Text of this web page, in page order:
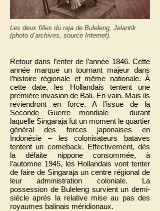
Les deux filles du raja de Buleleng, Jelantik
(photo d’archives, source Internet).
Retour dans l’enfer de l’année 1846. Cette
année marque un tournant majeur dans
l’histoire régionale et même nationale. À
cette date, les Hollandais tentent une
première invasion de Bali. En vain. Mais ils
reviendront en force. A l’issue de la
Seconde Guerre mondiale – durant
laquelle Singaraja fut un moment le quartier
général des forces japonaises en
Indonésie – les colonisateurs bataves
tentent un comeback. Effectivement, dès
la défaite nippone consommée, à
l’automne 1945, les Hollandais vont tenter
de faire de Singaraja un centre régional de
leur administration coloniale. La
possession de Buleleng survient un demi-
siècle après la relative mise au pas des
royaumes balinais méridionaux.